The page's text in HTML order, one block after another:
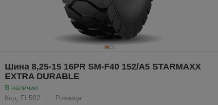
Шина 8,25-15 16PR SM-F40 152/A5 STARMAXX
EXTRA DURABLE
В наличии
Код: FL502
Розница